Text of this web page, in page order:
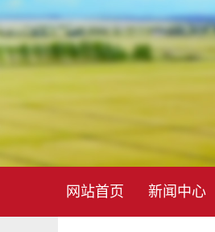
网站首页 新闻中心